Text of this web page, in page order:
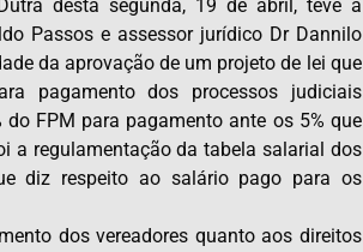
desta segunda, 19 de abril, teve a
Passos e assessor jurídico Dr Dannilo
da aprovação de um projeto de lei que
pagamento dos processos judiciais
FPM para pagamento ante os 5% que
a regulamentação da tabela salarial dos
diz respeito ao salário pago para os
dos vereadores quanto aos direitos